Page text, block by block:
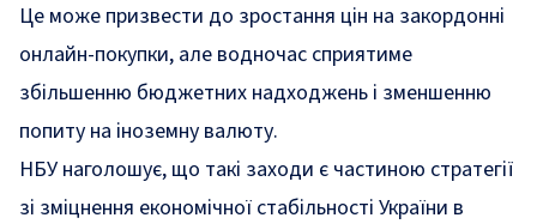
Це може призвести до зростання цін на закордонні
онлайн-покупки, але водночас сприятиме
збільшенню бюджетних надходжень і зменшенню
попиту на іноземну валюту.
НБУ наголошує, що такі заходи є частиною стратегії
зі зміцнення економічної стабільності України в